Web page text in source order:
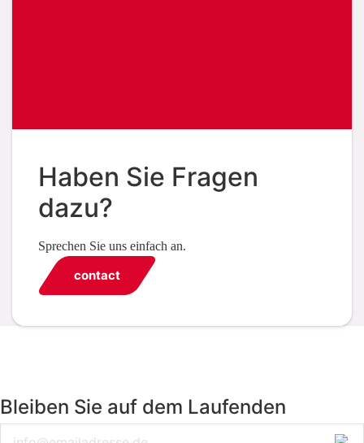
Haben Sie Fragen
dazu?
Sprechen Sie uns einfach an.
contact
Bleiben Sie auf dem Laufenden